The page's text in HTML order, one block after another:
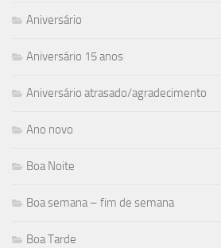
Aniversário
Aniversário 15 anos
Aniversário atrasado/agradecimento
Ano novo
Boa Noite
Boa semana – fim de semana
Boa Tarde